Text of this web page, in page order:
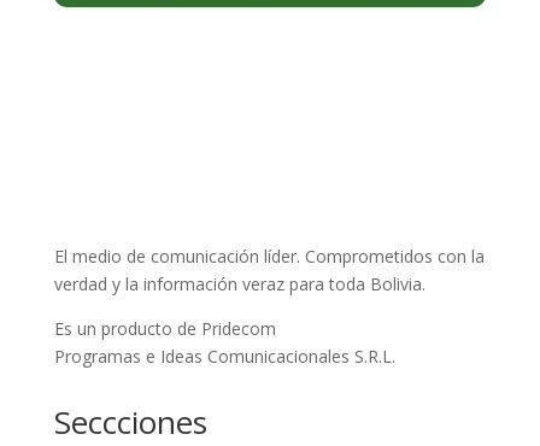
El medio de comunicación líder. Comprometidos con la
verdad y la información veraz para toda Bolivia.
Es un producto de Pridecom
Programas e Ideas Comunicacionales S.R.L.
Seccciones